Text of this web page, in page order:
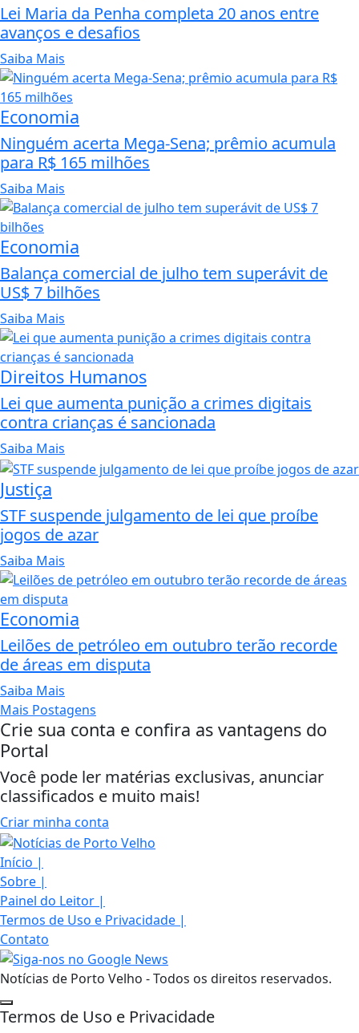
Lei Maria da Penha completa 20 anos entre
avanços e desafios
Saiba Mais
Economia
Ninguém acerta Mega-Sena; prêmio acumula
para R$ 165 milhões
Saiba Mais
Economia
Balança comercial de julho tem superávit de
US$ 7 bilhões
Saiba Mais
Direitos Humanos
Lei que aumenta punição a crimes digitais
contra crianças é sancionada
Saiba Mais
Justiça
STF suspende julgamento de lei que proíbe
jogos de azar
Saiba Mais
Economia
Leilões de petróleo em outubro terão recorde
de áreas em disputa
Saiba Mais
Mais Postagens
Crie sua conta e confira as vantagens do
Portal
Você pode ler matérias exclusivas, anunciar
classificados e muito mais!
Criar minha conta
Início |
Sobre |
Painel do Leitor |
Termos de Uso e Privacidade |
Contato
Notícias de Porto Velho - Todos os direitos reservados.
Termos de Uso e Privacidade